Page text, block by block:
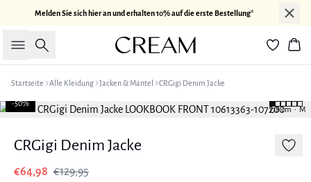
Melden Sie sich hier an und erhalten 10% auf die erste Bestellung*
Suche
Startseite Alle Kleidung Jacken & Mäntel CRGigi Denim Jacke
178 cm • M
-50%
CRGigi Denim Jacke
€64,98 €129,95